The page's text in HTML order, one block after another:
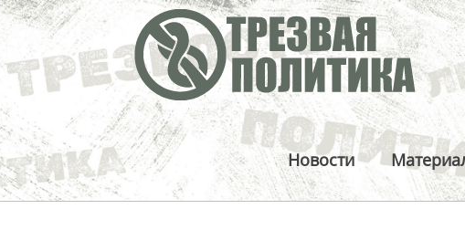
Новости